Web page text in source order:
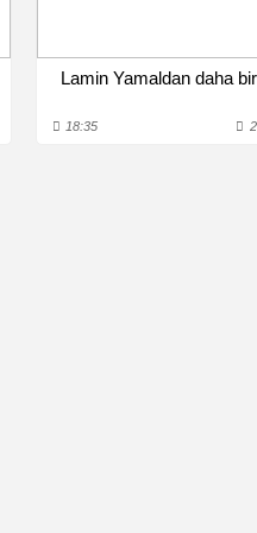
Lamin Yamaldan daha
18:35